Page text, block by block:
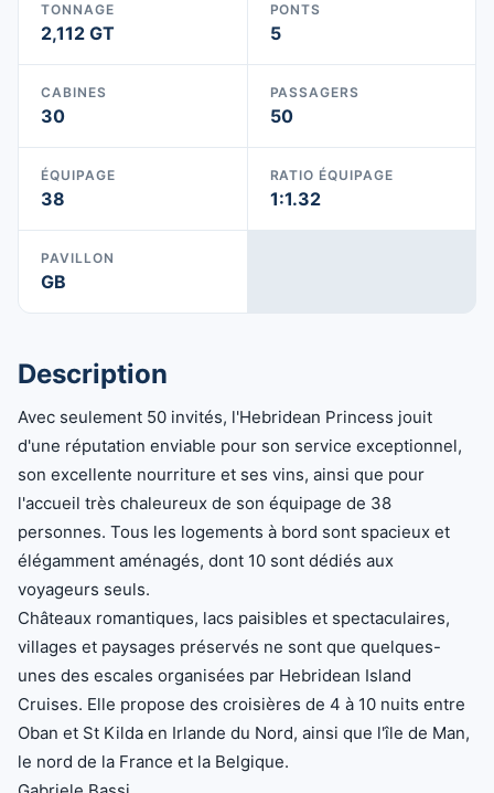
TONNAGE
2,112 GT
PONTS
5
CABINES
30
PASSAGERS
50
ÉQUIPAGE
38
RATIO ÉQUIPAGE
1:1.32
PAVILLON
GB
Description
Avec seulement 50 invités, l'Hebridean Princess jouit
d'une réputation enviable pour son service exceptionnel,
son excellente nourriture et ses vins, ainsi que pour
l'accueil très chaleureux de son équipage de 38
personnes. Tous les logements à bord sont spacieux et
élégamment aménagés, dont 10 sont dédiés aux
voyageurs seuls.
Châteaux romantiques, lacs paisibles et spectaculaires,
villages et paysages préservés ne sont que quelques-
unes des escales organisées par Hebridean Island
Cruises. Elle propose des croisières de 4 à 10 nuits entre
Oban et St Kilda en Irlande du Nord, ainsi que l'île de Man,
le nord de la France et la Belgique.